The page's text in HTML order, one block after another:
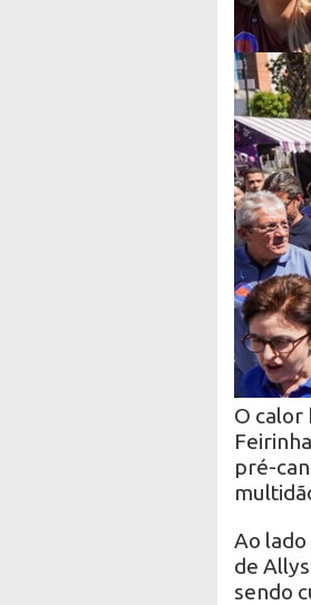
O calor
pré-
Ao
de
sendo